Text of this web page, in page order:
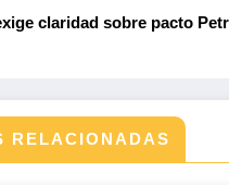
claridad sobre pacto
RELACIONADAS